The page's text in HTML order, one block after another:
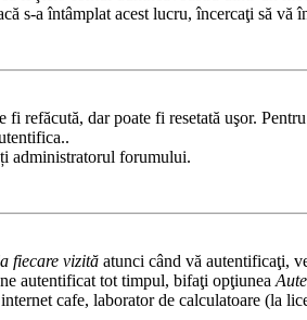
s-a întâmplat acest lucru, încercaţi să
refăcută, dar poate fi resetată uşor.
administratorul forumului.
fiecare vizită atunci când vă autentificaţi,
autentificat tot timpul, bifaţi opţiunea
cafe, laborator de calculatoare (la